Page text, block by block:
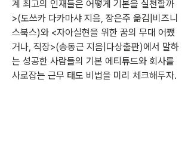
계 최고의 인재들은 어떻게 기본을 실천할까
>(도쓰카 다카마샤 지음, 장은주 옮김|비즈니
스북스)와 <자아실현을 위한 꿈의 무대 어쨌
거나, 직장>(송동근 지음|다상출판)에서 말하
는 성공한 사람들의 기본 에티튜드와 회사를
사로잡는 근무 태도 비법을 미리 체크해두자.